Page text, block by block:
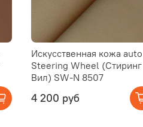
Искусственная кожа auto
Steering Wheel (Стиринг
Вил) SW-N 8507
4 200 руб